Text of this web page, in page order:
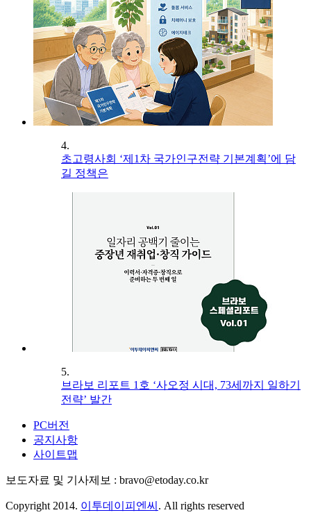
4.
초고령사회 ‘제1차 국가인구전략 기본계획’에 담
길 정책은
5.
브라보 리포트 1호 ‘사오정 시대, 73세까지 일하기
전략’ 발간
PC버전
공지사항
사이트맵
보도자료 및 기사제보 : bravo@etoday.co.kr
Copyright 2014. 이투데이피엔씨 . All rights reserved